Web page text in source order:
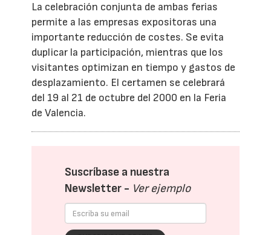
La celebración conjunta de ambas ferias
permite a las empresas expositoras una
importante reducción de costes. Se evita
duplicar la participación, mientras que los
visitantes optimizan en tiempo y gastos de
desplazamiento. El certamen se celebrará
del 19 al 21 de octubre del 2000 en la Feria
de Valencia.
Suscríbase a nuestra
Newsletter - Ver ejemplo